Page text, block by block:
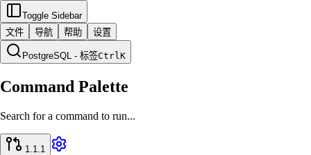
Toggle Sidebar
文件
导航 帮助 设置
PostgreSQL - 标签CtrlK
Command Palette
Search for a command to run...
1.1.1